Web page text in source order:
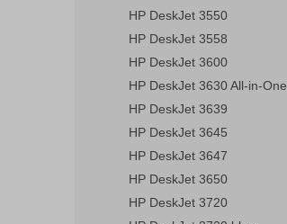
HP DeskJet 3550
HP DeskJet 3558
HP DeskJet 3600
HP DeskJet 3630 All-in-One
HP DeskJet 3639
HP DeskJet 3645
HP DeskJet 3647
HP DeskJet 3650
HP DeskJet 3720